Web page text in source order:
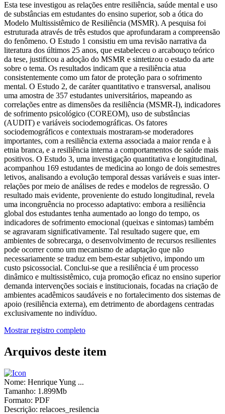
Esta tese investigou as relações entre resiliência, saúde mental e uso
de substâncias em estudantes do ensino superior, sob a ótica do
Modelo Multissistêmico de Resiliência (MSMR). A pesquisa foi
estruturada através de três estudos que aprofundaram a compreensão
do fenômeno. O Estudo 1 consistiu em uma revisão narrativa da
literatura dos últimos 25 anos, que estabeleceu o arcabouço teórico
da tese, justificou a adoção do MSMR e sintetizou o estado da arte
sobre o tema. Os resultados indicam que a resiliência atua
consistentemente como um fator de proteção para o sofrimento
mental. O Estudo 2, de caráter quantitativo e transversal, analisou
uma amostra de 357 estudantes universitários, mapeando as
correlações entre as dimensões da resiliência (MSMR-I), indicadores
de sofrimento psicológico (COREOM), uso de substâncias
(AUDIT) e variáveis sociodemográficas. Os fatores
sociodemográficos e contextuais mostraram-se moderadores
importantes, com a resiliência externa associada a maior renda e à
etnia branca, e a resiliência interna a comportamentos de saúde mais
positivos. O Estudo 3, uma investigação quantitativa e longitudinal,
acompanhou 169 estudantes de medicina ao longo de dois semestres
letivos, analisando a evolução temporal dessas variáveis e suas inter-
relações por meio de análises de redes e modelos de regressão. O
resultado mais evidente, proveniente do estudo longitudinal, revela
uma incongruência no processo adaptativo: embora a resiliência
global dos estudantes tenha aumentado ao longo do tempo, os
indicadores de sofrimento emocional (queixas e sintomas) também
se agravaram significativamente. Tal resultado sugere que, em
ambientes de sobrecarga, o desenvolvimento de recursos resilientes
pode ocorrer como um mecanismo de adaptação que não
necessariamente se traduz em bem-estar subjetivo, impondo um
custo psicossocial. Conclui-se que a resiliência é um processo
dinâmico e multissistêmico, cuja promoção eficaz no ensino superior
demanda intervenções sociais e institucionais, focadas na criação de
ambientes acadêmicos saudáveis e no fortalecimento dos sistemas de
apoio (resiliência externa), em detrimento de abordagens centradas
exclusivamente no indivíduo.
Mostrar registro completo
Arquivos deste item
Nome: Henrique Yung ...
Tamanho: 1.899Mb
Formato: PDF
Descrição: relacoes_resilencia